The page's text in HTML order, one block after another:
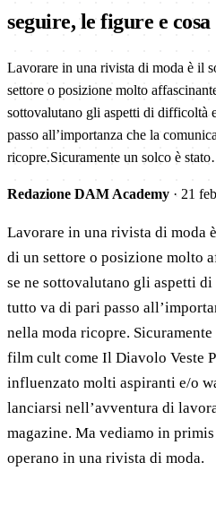
seguire, le figure e
Lavorare in una rivista di moda è il
settore o posizione molto
sottovalutano gli aspetti di difficoltà
passo all’importanza che la
ricopre.Sicuramente un solco è
Redazione DAM Academy · 21
Lavorare in una rivista di moda
di un settore o posizione molto
se ne sottovalutano gli aspetti
tutto va di pari passo
nella moda ricopre.
film cult come Il Diavolo Veste
influenzato molti aspiranti e/o
lanciarsi nell’avventura di
magazine. Ma vediamo in
operano in una rivista di moda.